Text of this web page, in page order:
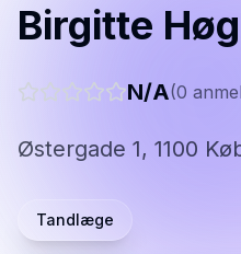
Birgitte
N/A(0
Østergade 1, 1100
Tandlæge